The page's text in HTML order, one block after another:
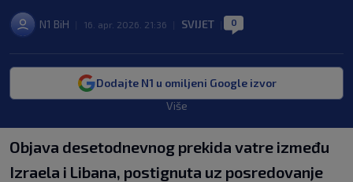
N1 BiH 16. apr. 2026. 21:36 SVIJET 0
Dodajte N1 u omiljeni Google izvor
Više
Objava desetodnevnog prekida vatre između
Izraela i Libana, postignuta uz posredovanje